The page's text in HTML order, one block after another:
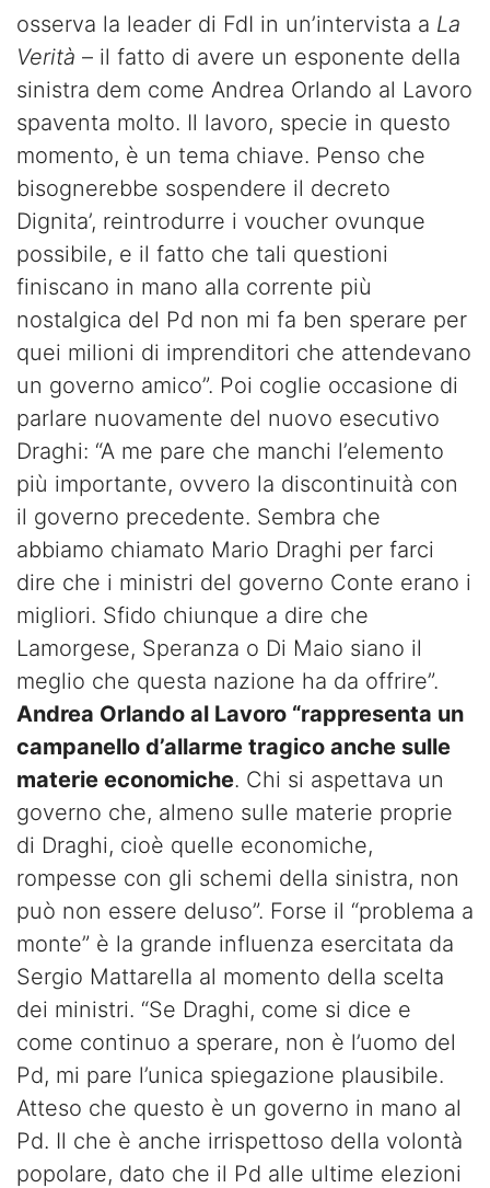
osserva la leader di FdI in un’intervista a La
Verità – il fatto di avere un esponente della
sinistra dem come Andrea Orlando al Lavoro
spaventa molto. Il lavoro, specie in questo
momento, è un tema chiave. Penso che
bisognerebbe sospendere il decreto
Dignita’, reintrodurre i voucher ovunque
possibile, e il fatto che tali questioni
finiscano in mano alla corrente più
nostalgica del Pd non mi fa ben sperare per
quei milioni di imprenditori che attendevano
un governo amico”. Poi coglie occasione di
parlare nuovamente del nuovo esecutivo
Draghi: “A me pare che manchi l’elemento
più importante, ovvero la discontinuità con
il governo precedente. Sembra che
abbiamo chiamato Mario Draghi per farci
dire che i ministri del governo Conte erano i
migliori. Sfido chiunque a dire che
Lamorgese, Speranza o Di Maio siano il
meglio che questa nazione ha da offrire”.
Andrea Orlando al Lavoro “rappresenta un
campanello d’allarme tragico anche sulle
materie economiche. Chi si aspettava un
governo che, almeno sulle materie proprie
di Draghi, cioè quelle economiche,
rompesse con gli schemi della sinistra, non
può non essere deluso”. Forse il “problema a
monte” è la grande influenza esercitata da
Sergio Mattarella al momento della scelta
dei ministri. “Se Draghi, come si dice e
come continuo a sperare, non è l’uomo del
Pd, mi pare l’unica spiegazione plausibile.
Atteso che questo è un governo in mano al
Pd. Il che è anche irrispettoso della volontà
popolare, dato che il Pd alle ultime elezioni